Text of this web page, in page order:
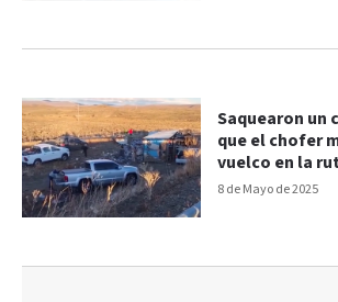
8 de Mayo de 2025
Saquearon un
que el chofer
vuelco en la